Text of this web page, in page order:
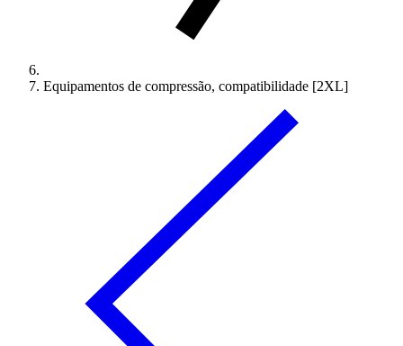
Equipamentos de compressão, compatibilidade [2XL]